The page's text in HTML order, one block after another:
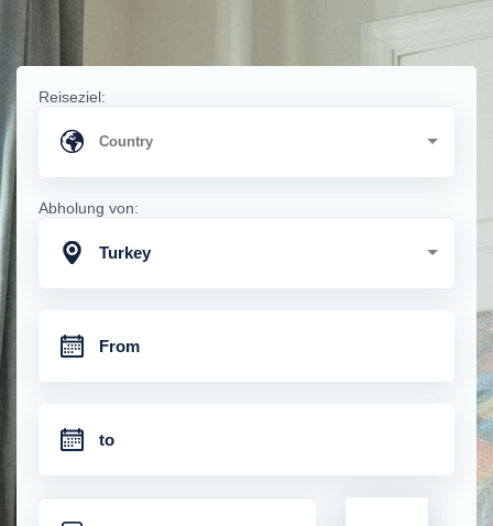
Reiseziel:
Abholung von:
Turkey